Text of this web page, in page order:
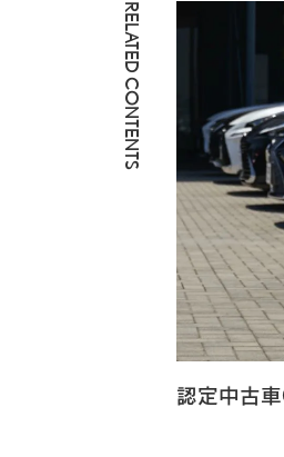
RELATED CONTENTS
認定中古